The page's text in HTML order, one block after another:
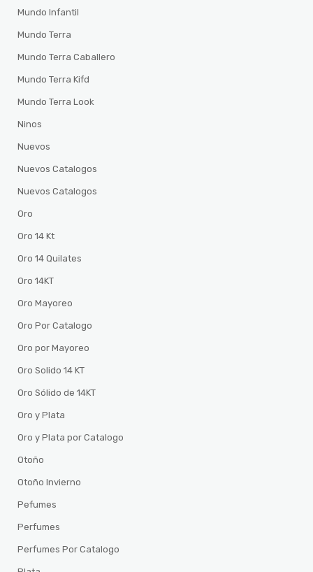
Mundo Infantil
Mundo Terra
Mundo Terra Caballero
Mundo Terra Kifd
Mundo Terra Look
Ninos
Nuevos
Nuevos Catalogos
Nuevos Catalogos
Oro
Oro 14 Kt
Oro 14 Quilates
Oro 14KT
Oro Mayoreo
Oro Por Catalogo
Oro por Mayoreo
Oro Solido 14 KT
Oro Sólido de 14KT
Oro y Plata
Oro y Plata por Catalogo
Otoño
Otoño Invierno
Pefumes
Perfumes
Perfumes Por Catalogo